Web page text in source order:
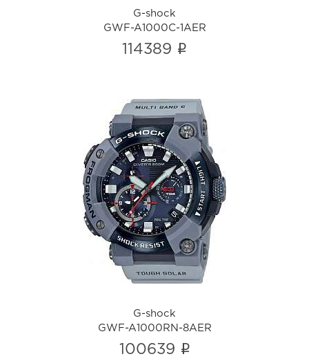
G-shock
GWF-A1000C-1AER
114389 i
G-shock
GWF-A1000RN-8AER
i
G-shock
GWF-A1000RN-8AER
100639 i